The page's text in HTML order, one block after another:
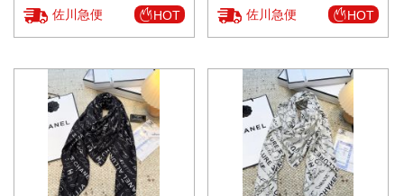
佐川急便 HOT 佐川急便 HOT